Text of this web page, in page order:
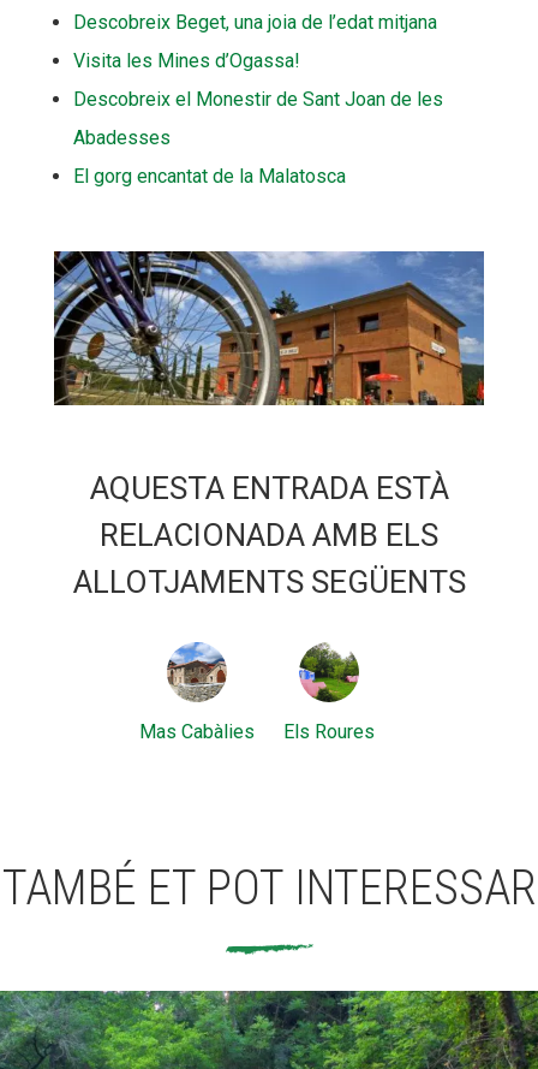
Descobreix Beget, una joia de l’edat mitjana
Visita les Mines d’Ogassa!
Descobreix el Monestir de Sant Joan de les
Abadesses
El gorg encantat de la Malatosca
AQUESTA ENTRADA ESTÀ
RELACIONADA AMB ELS
ALLOTJAMENTS SEGÜENTS
Mas Cabàlies Els Roures
TAMBÉ ET POT INTERESSAR